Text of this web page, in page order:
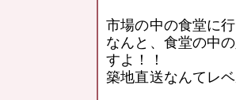
市場の中の食堂に
なんと、食堂の中
すよ！！
築地直送なんてレ